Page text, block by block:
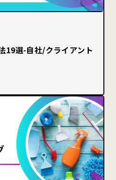
19選-自社/クライアント